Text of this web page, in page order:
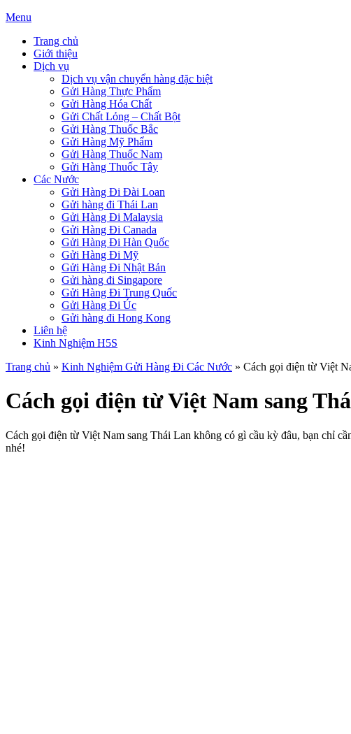
Menu
Trang chủ
Giới thiệu
Dịch vụ
Dịch vụ vận chuyển hàng đặc biệt
Gửi Hàng Thực Phẩm
Gửi Hàng Hóa Chất
Gửi Chất Lỏng – Chất Bột
Gửi Hàng Thuốc Bắc
Gửi Hàng Mỹ Phẩm
Gửi Hàng Thuốc Nam
Gửi Hàng Thuốc Tây
Các Nước
Gửi Hàng Đi Đài Loan
Gửi hàng đi Thái Lan
Gửi Hàng Đi Malaysia
Gửi Hàng Đi Canada
Gửi Hàng Đi Hàn Quốc
Gửi Hàng Đi Mỹ
Gửi Hàng Đi Nhật Bản
Gửi hàng đi Singapore
Gửi Hàng Đi Trung Quốc
Gửi Hàng Đi Úc
Gửi hàng đi Hong Kong
Liên hệ
Kinh Nghiệm H5S
Trang chủ » Kinh Nghiệm Gửi Hàng Đi Các Nước » Cách gọi điện từ Việt
Cách gọi điện từ Việt Nam sang
Cách gọi điện từ Việt Nam sang Thái Lan không có gì cầu kỳ đâu, bạn chỉ
nhé!